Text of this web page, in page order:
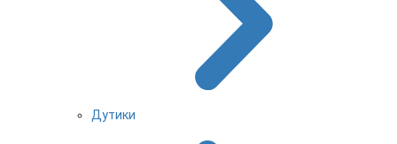
Дутики